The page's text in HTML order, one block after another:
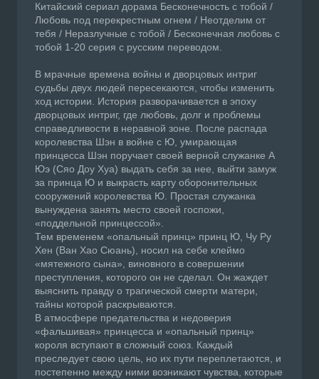
Китайский сериал дорама Бесконечность с тобой /
Любовь под перекрестным огнем / Неотделим от
тебя / Неразлучные с тобой / Бесконечная любовь с
тобой 1-20 серия с русским переводом.
В мрачные времена войны и дворцовых интриг
судьбы двух людей пересекаются, чтобы изменить
ход истории. История разворачивается в эпоху
дворцовых интриг, где любовь, долг и проблемы
справедливости в неравной зоне. После распада
королевства Шэн в войне с Ю, умирающая
принцесса Шэн поручает своей верной служанке А
Юэ (Сяо Доу Хуа) выдать себя за нее, выйти замуж
за принца Ю и выкрасть карту оборонительных
сооружений королевства Ю. Простая служанка
вынуждена занять место своей госпожи,
«поддельной принцессой».
Тем временем «опальный принц» принц Ю, Чу Ру
Хен (Ван Хао Сюань), носил на себе клеймо
«мятежного сына», виновного в совершении
преступления, которого он не сделал. Он жаждет
выяснить правду о трагической смерти матери,
тайны которой раскрываются.
В атмосфере предательства и недоверия
«фальшивая» принцесса и «опальный принц»
короля вступают в сложный союз. Каждый
преследует свою цель, но их пути переплетаются, и
постепенно между ними возникают чувства, которые